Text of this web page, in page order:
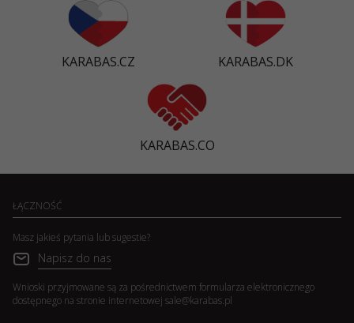
KARABAS.CZ KARABAS.DK
KARABAS.CO
ŁĄCZNOŚĆ
Masz jakieś pytania lub sugestie?
Napisz do nas
Wnioski przyjmowane są za pośrednictwem formularza elektronicznego
dostępnego na stronie internetowej sale@karabas.pl